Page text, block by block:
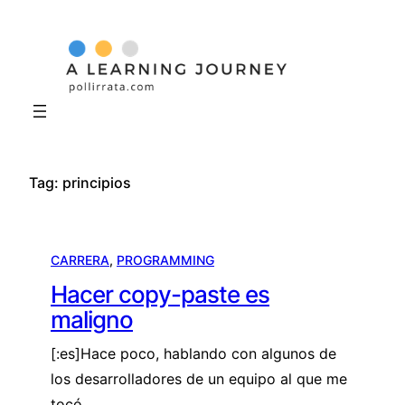
Tag: principios
CARRERA, PROGRAMMING
Hacer copy-paste es
maligno
[:es]Hace poco, hablando con algunos de
los desarrolladores de un equipo al que me